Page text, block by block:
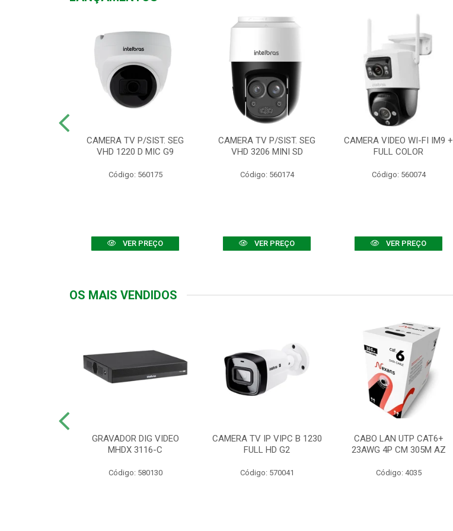
CAMERA TV P/SIST. SEG
VHD 1220 D MIC G9
Código: 560175
VER PREÇO
CAMERA TV P/SIST. SEG
VHD 3206 MINI SD
Código: 560174
VER PREÇO
CAMERA VIDEO WI-FI IM9 +
FULL COLOR
Código: 560074
VER PREÇO
OS MAIS VENDIDOS
GRAVADOR DIG VIDEO
MHDX 3116-C
Código: 580130
CAMERA TV IP VIPC B 1230
FULL HD G2
Código: 570041
CABO LAN UTP CAT6+
23AWG 4P CM 305M AZ
Código: 4035